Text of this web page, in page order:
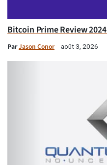
Bitcoin Prime Review
ParJason Conor août 3, 2026